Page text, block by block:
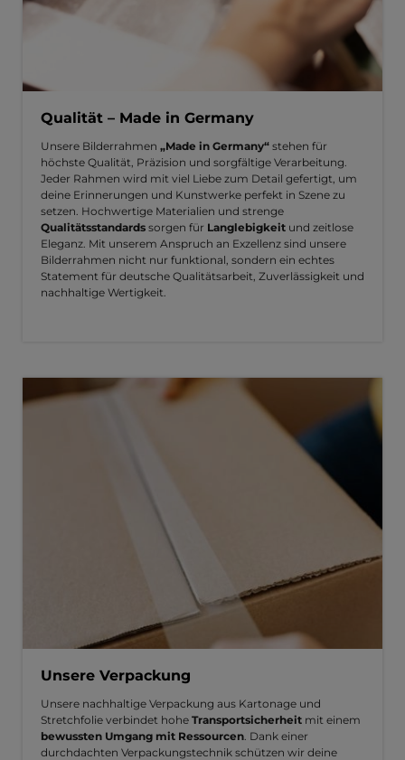
Qualität – Made in Germany
Unsere Bilderrahmen „Made in Germany“ stehen für
höchste Qualität, Präzision und sorgfältige Verarbeitung.
Jeder Rahmen wird mit viel Liebe zum Detail gefertigt, um
deine Erinnerungen und Kunstwerke perfekt in Szene zu
setzen. Hochwertige Materialien und strenge
Qualitätsstandards sorgen für Langlebigkeit und zeitlose
Eleganz. Mit unserem Anspruch an Exzellenz sind unsere
Bilderrahmen nicht nur funktional, sondern ein echtes
Statement für deutsche Qualitätsarbeit, Zuverlässigkeit und
nachhaltige Wertigkeit.
Unsere Verpackung
Unsere nachhaltige Verpackung aus Kartonage und
Stretchfolie verbindet hohe Transportsicherheit mit einem
bewussten Umgang mit Ressourcen . Dank einer
durchdachten Verpackungstechnik schützen wir deine